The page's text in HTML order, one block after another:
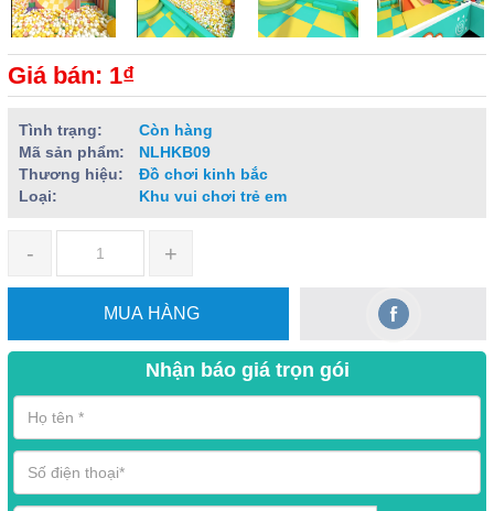
Giá bán: 1₫
Tình trạng:
Còn hàng
Mã sản phẩm:
NLHKB09
Thương hiệu:
Đồ chơi kinh bắc
Loại:
Khu vui chơi trẻ em
- +
MUA HÀNG
Nhận báo giá trọn gói